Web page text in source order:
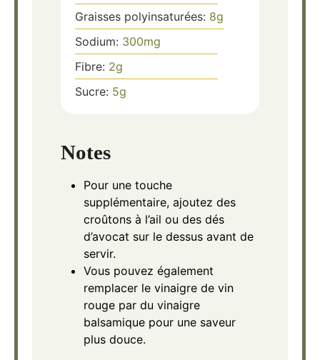
Graisses polyinsaturées: 8g
Sodium: 300mg
Fibre: 2g
Sucre: 5g
Notes
Pour une touche
supplémentaire, ajoutez des
croûtons à l’ail ou des dés
d’avocat sur le dessus avant de
servir.
Vous pouvez également
remplacer le vinaigre de vin
rouge par du vinaigre
balsamique pour une saveur
plus douce.